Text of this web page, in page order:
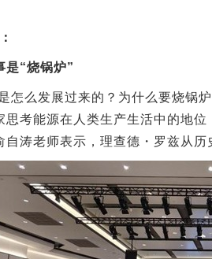
是“烧锅炉”
怎么发展过来的？为什么要烧锅
思考能源在人类生产生活中的地位
自涛老师表示，理查德・罗兹从